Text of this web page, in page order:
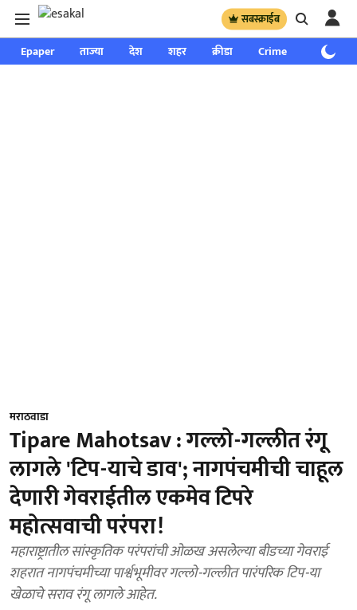
सबस्क्राईब
Epaper ताज्या देश शहर क्रीडा Crime साप्ताहिक
मराठवाडा
Tipare Mahotsav : गल्लो-गल्लीत रंगू
लागले 'टिप-याचे डाव'; नागपंचमीची चाहूल
देणारी गेवराईतील एकमेव टिपरे
महोत्सवाची परंपरा!
महाराष्ट्रातील सांस्कृतिक परंपरांची ओळख असलेल्या बीडच्या गेवराई
शहरात नागपंचमीच्या पार्श्वभूमीवर गल्लो-गल्लीत पारंपरिक टिप-या
खेळाचे सराव रंगू लागले आहेत.